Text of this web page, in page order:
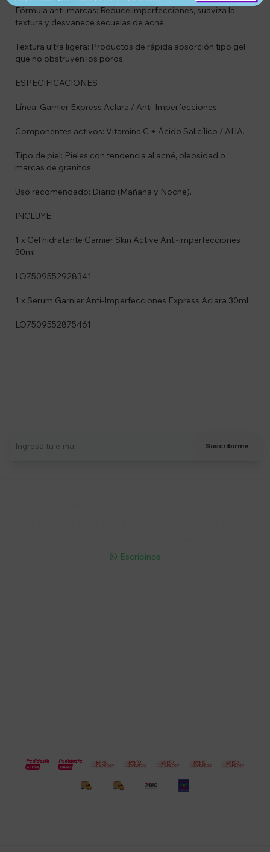
Fórmula anti-marcas: Reduce imperfecciones, suaviza la
textura y desvanece secuelas de acné.
Textura ultra ligera: Productos de rápida absorción tipo gel
que no obstruyen los poros.
ESPECIFICACIONES
Línea: Garnier Express Aclara / Anti-Imperfecciones.
Componentes activos: Vitamina C + Ácido Salicílico / AHA.
Tipo de piel: Pieles con tendencia al acné, oleosidad o
marcas de granitos.
Uso recomendado: Diario (Mañana y Noche).
INCLUYE
1 x Gel hidratante Garnier Skin Active Anti-imperfecciones
50ml
LO7509552928341
1 x Serum Garnier Anti-Imperfecciones Express Aclara 30ml
LO7509552875461
Suscribirme
 Escribinos